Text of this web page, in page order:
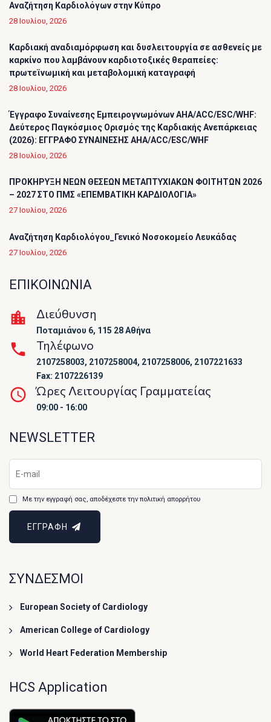
Αναζήτηση Καρδιολόγων στην Κύπρο
28 Ιουλίου, 2026
Καρδιακή αναδιαμόρφωση και δυσλειτουργία σε ασθενείς με
καρκίνο που λαμβάνουν καρδιοτοξικές θεραπείες:
πρωτεϊνωμική και μεταβολομική καταγραφή
28 Ιουλίου, 2026
Έγγραφο Συναίνεσης Εμπειρογνωμόνων AHA/ACC/ESC/WHF:
Δεύτερος Παγκόσμιος Ορισμός της Καρδιακής Ανεπάρκειας
(2026): ΕΓΓΡΑΦΟ ΣΥΝΑΙΝΕΣΗΣ AHA/ACC/ESC/WHF
28 Ιουλίου, 2026
ΠΡΟΚΗΡΥΞΗ ΝΕΩΝ ΘΕΣΕΩΝ ΜΕΤΑΠΤΥΧΙΑΚΩΝ ΦΟΙΤΗΤΩΝ 2026
– 2027 ΣΤΟ ΠΜΣ «ΕΠΕΜΒΑΤΙΚΗ ΚΑΡΔΙΟΛΟΓΙΑ»
27 Ιουλίου, 2026
Αναζήτηση Καρδιολόγου_Γενικό Νοσοκομείο Λευκάδας
27 Ιουλίου, 2026
ΕΠΙΚΟΙΝΩΝΙΑ
Διεύθυνση
Ποταμιάνου 6, 115 28 Αθήνα
Τηλέφωνο
2107258003, 2107258004, 2107258006, 2107221633
Fax: 2107226139
Ώρες Λειτουργίας Γραμματείας
09:00 - 16:00
NEWSLETTER
Με την εγγραφή σας, αποδέχεστε την πολιτική απορρήτου
ΕΓΓΡΑΦΗ
ΣΥΝΔΕΣΜΟΙ
European Society of Cardiology
American College of Cardiology
World Heart Federation Membership
HCS Application